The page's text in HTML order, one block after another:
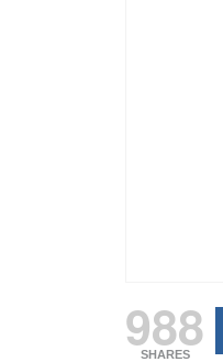
988
SHARES